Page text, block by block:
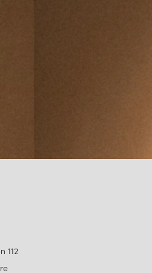
tack vare sin stilrena design.
en filosofi som hyllar ljusets
112